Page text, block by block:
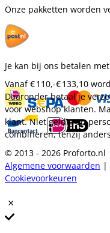
Onze pakketten worden
Je kan bij ons betalen met
Vanaf€ 110,-€ 133,10
Daaronder betaal je
voor webshop klanten.
klant. Niet geldig op
combineren, tenzij
© 2013 - 2026 Proforto.nl
Algemene voorwaarden |
Cookievoorkeuren